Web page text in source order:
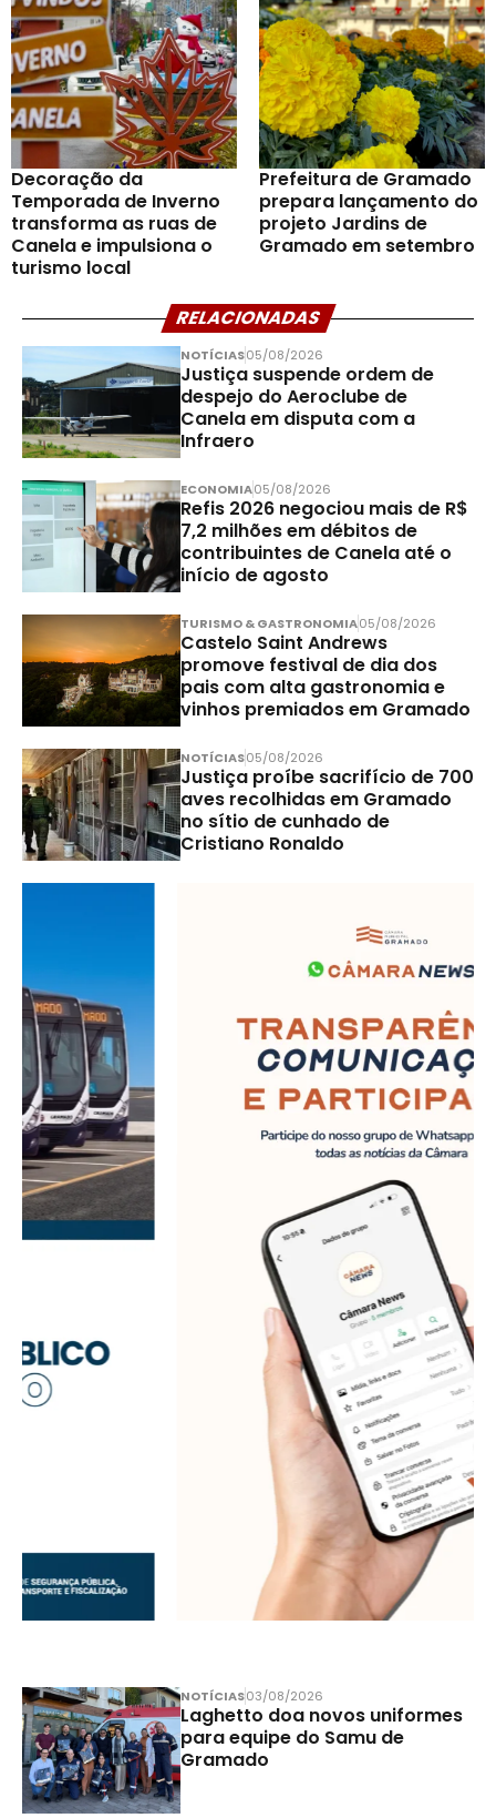
Decoração da
Temporada de Inverno
transforma as ruas de
Canela e impulsiona o
turismo local
Prefeitura de Gramado
prepara lançamento do
projeto Jardins de
Gramado em setembro
RELACIONADAS
NOTÍCIAS05/08/2026
Justiça suspende ordem de
despejo do Aeroclube de
Canela em disputa com a
Infraero
ECONOMIA05/08/2026
Refis 2026 negociou mais de R$
7,2 milhões em débitos de
contribuintes de Canela até o
início de agosto
TURISMO & GASTRONOMIA05/08/2026
Castelo Saint Andrews
promove festival de dia dos
pais com alta gastronomia e
vinhos premiados em Gramado
NOTÍCIAS05/08/2026
Justiça proíbe sacrifício de 700
aves recolhidas em Gramado
no sítio de cunhado de
Cristiano Ronaldo
NOTÍCIAS03/08/2026
Laghetto doa novos uniformes
para equipe do Samu de
Gramado